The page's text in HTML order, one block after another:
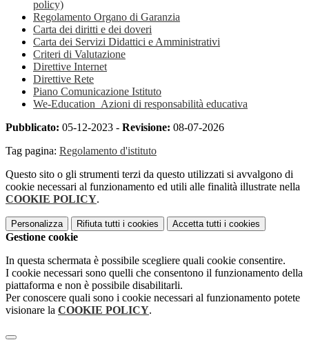
policy)
Regolamento Organo di Garanzia
Carta dei diritti e dei doveri
Carta dei Servizi Didattici e Amministrativi
Criteri di Valutazione
Direttive Internet
Direttive Rete
Piano Comunicazione Istituto
We-Education_Azioni di responsabilità educativa
Pubblicato: 05-12-2023 - Revisione: 08-07-2026
Tag pagina: Regolamento d'istituto
Questo sito o gli strumenti terzi da questo utilizzati si avvalgono di
cookie necessari al funzionamento ed utili alle finalità illustrate nella
COOKIE POLICY.
Personalizza Rifiuta tutti i cookies Accetta tutti i cookies
Gestione cookie
In questa schermata è possibile scegliere quali cookie consentire.
I cookie necessari sono quelli che consentono il funzionamento della
piattaforma e non è possibile disabilitarli.
Per conoscere quali sono i cookie necessari al funzionamento potete
visionare la COOKIE POLICY.